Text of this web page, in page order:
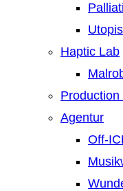
Haptic Lab
Production
Agentur
Off-